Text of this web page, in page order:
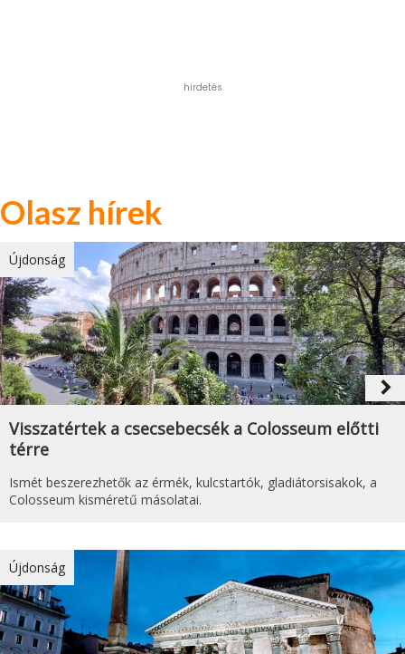
hirdetés
Olasz hírek
Újdonság
navigate_next
Visszatértek a csecsebecsék a Colosseum előtti
térre
Ismét beszerezhetők az érmék, kulcstartók, gladiátorsisakok, a
Colosseum kisméretű másolatai.
Újdonság